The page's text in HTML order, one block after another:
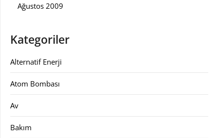
Ağustos 2009
Kategoriler
Alternatif Enerji
Atom Bombası
Av
Bakım